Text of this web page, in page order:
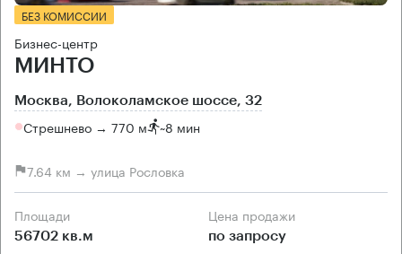
БЕЗ КОМИССИИ
Бизнес-центр
МИНТО
Москва, Волоколамское шоссе, 32
Стрешнево → 770 м ~8 мин
7.64 км → улица Рословка
Площади
56702 кв.м
Цена продажи
по запросу